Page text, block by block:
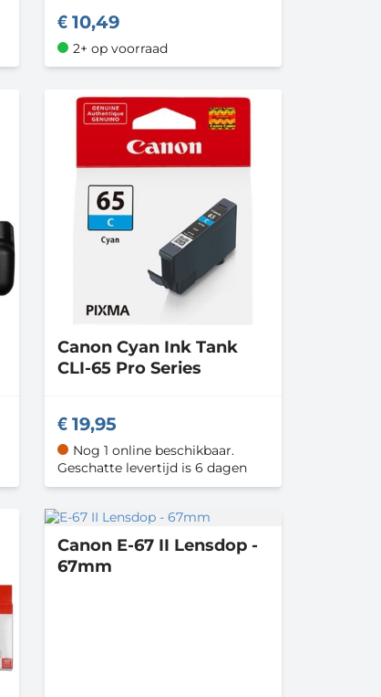
10,49
2+ op voorraad
Canon Cyan Ink Tank
CLI-65 Pro Series
19,95
Nog 1 online beschikbaar.
Geschatte levertijd is 6 dagen
Canon E-67 II Lensdop -
67mm